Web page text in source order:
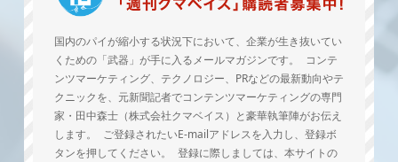
国内のパイが縮小する状況下において、企業が生き抜いてい
くための「武器」が手に入るメールマガジンです。 コンテ
ンツマーケティング、テクノロジー、PRなどの最新動向やテ
クニックを、元新聞記者でコンテンツマーケティングの専門
家・田中森士（株式会社クマベイス）と豪華執筆陣がお伝え
します。 ご登録されたいE-mailアドレスを入力し、登録ボ
タンを押してください。 登録に際しましては、本サイトの